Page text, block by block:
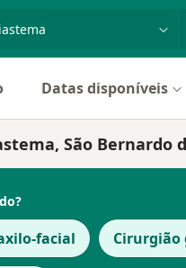
Datas disponíveis
São Bernardo
facial Cirurgião